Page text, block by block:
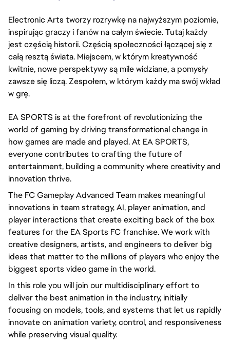
Electronic Arts tworzy rozrywkę na najwyższym poziomie,
inspirując graczy i fanów na całym świecie. Tutaj każdy
jest częścią historii. Częścią społeczności łączącej się z
całą resztą świata. Miejscem, w którym kreatywność
kwitnie, nowe perspektywy są mile widziane, a pomysły
zawsze się liczą. Zespołem, w którym każdy ma swój wkład
w grę.
EA SPORTS is at the forefront of revolutionizing the
world of gaming by driving transformational change in
how games are made and played. At EA SPORTS,
everyone contributes to crafting the future of
entertainment, building a community where creativity and
innovation thrive.
The FC Gameplay Advanced Team makes meaningful
innovations in team strategy, AI, player animation, and
player interactions that create exciting back of the box
features for the EA Sports FC franchise. We work with
creative designers, artists, and engineers to deliver big
ideas that matter to the millions of players who enjoy the
biggest sports video game in the world.
In this role you will join our multidisciplinary effort to
deliver the best animation in the industry, initially
focusing on models, tools, and systems that let us rapidly
innovate on animation variety, control, and responsiveness
while preserving visual quality.